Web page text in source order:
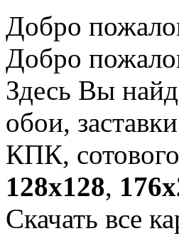
Добро
Добро
Здесь Вы
обои,
КПК,
128х128,
Скачать все